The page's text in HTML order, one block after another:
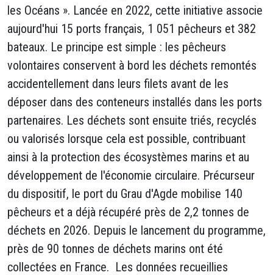
les Océans ». Lancée en 2022, cette initiative associe
aujourd'hui 15 ports français, 1 051 pêcheurs et 382
bateaux. Le principe est simple : les pêcheurs
volontaires conservent à bord les déchets remontés
accidentellement dans leurs filets avant de les
déposer dans des conteneurs installés dans les ports
partenaires. Les déchets sont ensuite triés, recyclés
ou valorisés lorsque cela est possible, contribuant
ainsi à la protection des écosystèmes marins et au
développement de l'économie circulaire. Précurseur
du dispositif, le port du Grau d'Agde mobilise 140
pêcheurs et a déjà récupéré près de 2,2 tonnes de
déchets en 2026. Depuis le lancement du programme,
près de 90 tonnes de déchets marins ont été
collectées en France. Les données recueillies